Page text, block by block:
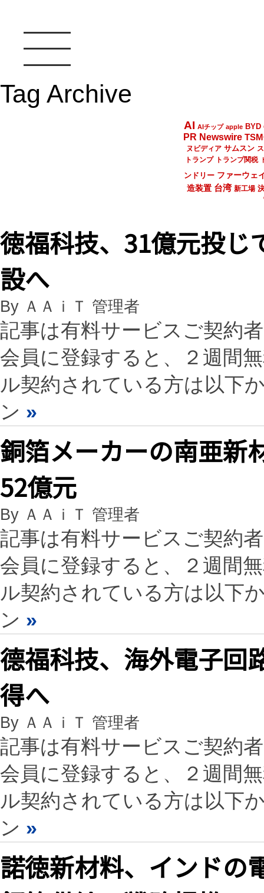
Tag Archive
AI AIチップ apple BYD
PR Newswire
ヌビディア サムスン
トランプ
トランプ関税
ンドリー ファーウェ
造装置 台湾 新工場
徳福科技、31億元投じ
設へ
By ＡＡｉＴ 管理者
記事は有料サービスご契約
会員に登録すると、２週間
ル契約されている方は以下
ン »
銅箔メーカーの南亜新
52億元
By ＡＡｉＴ 管理者
記事は有料サービスご契約
会員に登録すると、２週間
ル契約されている方は以下
ン »
德福科技、海外電子回
得へ
By ＡＡｉＴ 管理者
記事は有料サービスご契約
会員に登録すると、２週間
ル契約されている方は以下
ン »
諾徳新材料、インドの